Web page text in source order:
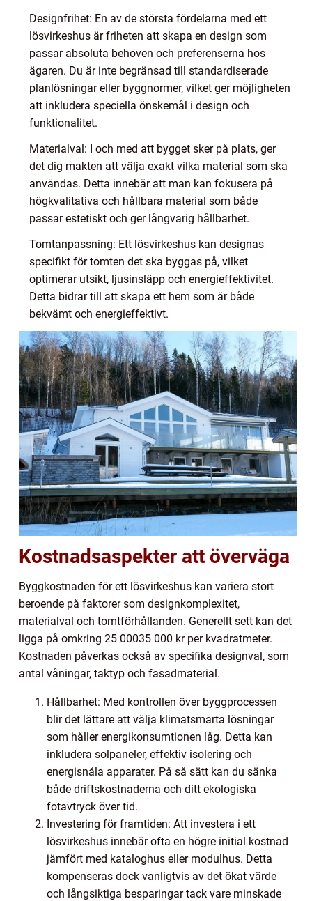
Designfrihet: En av de största fördelarna med ett
lösvirkeshus är friheten att skapa en design som
passar absoluta behoven och preferenserna hos
ägaren. Du är inte begränsad till standardiserade
planlösningar eller byggnormer, vilket ger möjligheten
att inkludera speciella önskemål i design och
funktionalitet.
Materialval: I och med att bygget sker på plats, ger
det dig makten att välja exakt vilka material som ska
användas. Detta innebär att man kan fokusera på
högkvalitativa och hållbara material som både
passar estetiskt och ger långvarig hållbarhet.
Tomtanpassning: Ett lösvirkeshus kan designas
specifikt för tomten det ska byggas på, vilket
optimerar utsikt, ljusinsläpp och energieffektivitet.
Detta bidrar till att skapa ett hem som är både
bekvämt och energieffektivt.
Kostnadsaspekter att överväga
Byggkostnaden för ett lösvirkeshus kan variera stort
beroende på faktorer som designkomplexitet,
materialval och tomtförhållanden. Generellt sett kan det
ligga på omkring 25 00035 000 kr per kvadratmeter.
Kostnaden påverkas också av specifika designval, som
antal våningar, taktyp och fasadmaterial.
Hållbarhet: Med kontrollen över byggprocessen
blir det lättare att välja klimatsmarta lösningar
som håller energikonsumtionen låg. Detta kan
inkludera solpaneler, effektiv isolering och
energisnåla apparater. På så sätt kan du sänka
både driftskostnaderna och ditt ekologiska
fotavtryck över tid.
Investering för framtiden: Att investera i ett
lösvirkeshus innebär ofta en högre initial kostnad
jämfört med kataloghus eller modulhus. Detta
kompenseras dock vanligtvis av det ökat värde
och långsiktiga besparingar tack vare minskade